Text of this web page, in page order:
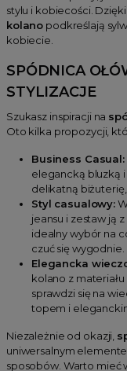
stylu i kobiecości.
kolano podkreślają
kobiecie.
SPÓDNICA
STYLIZACJE
Szukasz inspiracji na
Oto kilka propozycji,
Business Casual:
elegancką bluzką
delikatną
Styl casualowy:
jeansu i zestaw ją
idealny wybór na
czuć się wygodnie.
Elegancka
kolano z
sprawdzi się na
topem i
Niezależnie od okazji,
uniwersalnym
sposobów. Warto mieć